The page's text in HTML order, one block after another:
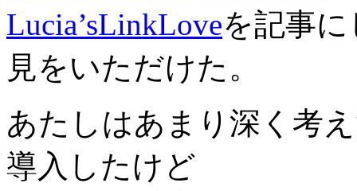
Lucia’sLinkLoveを記事
見をいただけた。
あたしはあまり深く考
導入したけど